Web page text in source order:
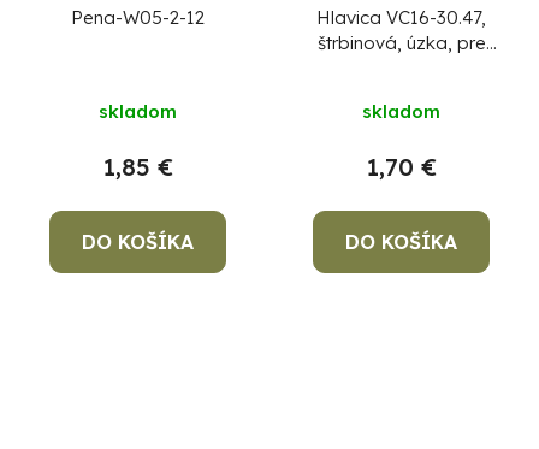
Pena-W05-2-12
skladom
1,85 €
DO KOŠÍKA
Hlavica VC16-30.47,
štrbinová, úzka, pre
skladom
1,70 €
DO KOŠÍKA